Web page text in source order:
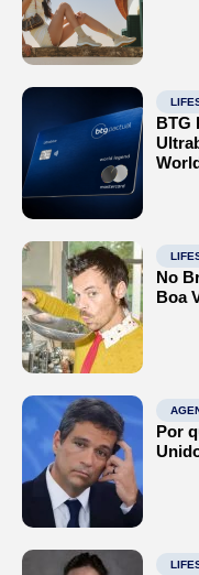
BTG
No
Boa
Por